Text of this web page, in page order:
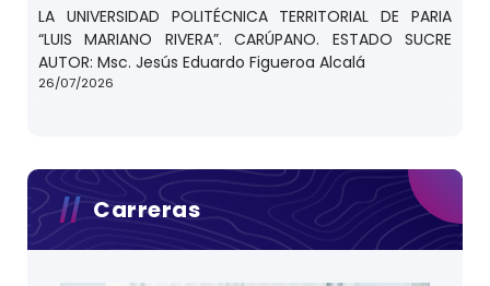
LA UNIVERSIDAD POLITÉCNICA TERRITORIAL DE PARIA
“LUIS MARIANO RIVERA”. CARÚPANO. ESTADO SUCRE
AUTOR: Msc. Jesús Eduardo Figueroa Alcalá
26/07/2026
Carreras